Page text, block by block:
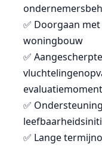
✅ Doorgaan
woningbouw
✅
✅
✅ Lange